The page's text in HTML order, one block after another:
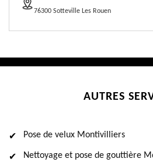
76300 Sotteville Les Rouen
AUTRES
Pose de velux Montivilliers
Nettoyage et pose de gouttière